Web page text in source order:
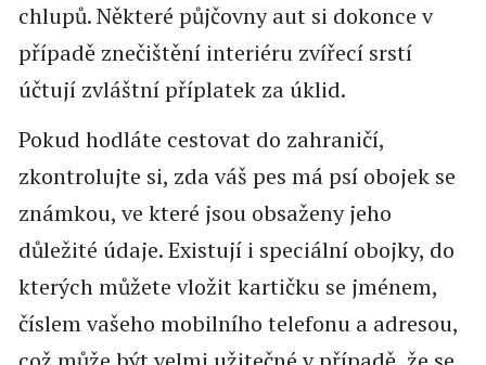
chlupů. Některé půjčovny aut si dokonce v
případě znečištění interiéru zvířecí srstí
účtují zvláštní příplatek za úklid.
Pokud hodláte cestovat do zahraničí,
zkontrolujte si, zda váš pes má psí obojek se
známkou, ve které jsou obsaženy jeho
důležité údaje. Existují i speciální obojky, do
kterých můžete vložit kartičku se jménem,
číslem vašeho mobilního telefonu a adresou,